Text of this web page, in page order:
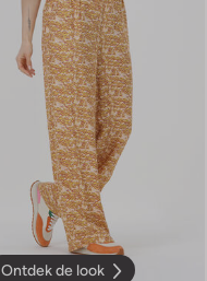
Ontdek de look